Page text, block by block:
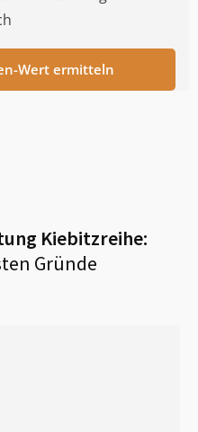
Wert ermitteln
Kiebitzreihe:
Gründe